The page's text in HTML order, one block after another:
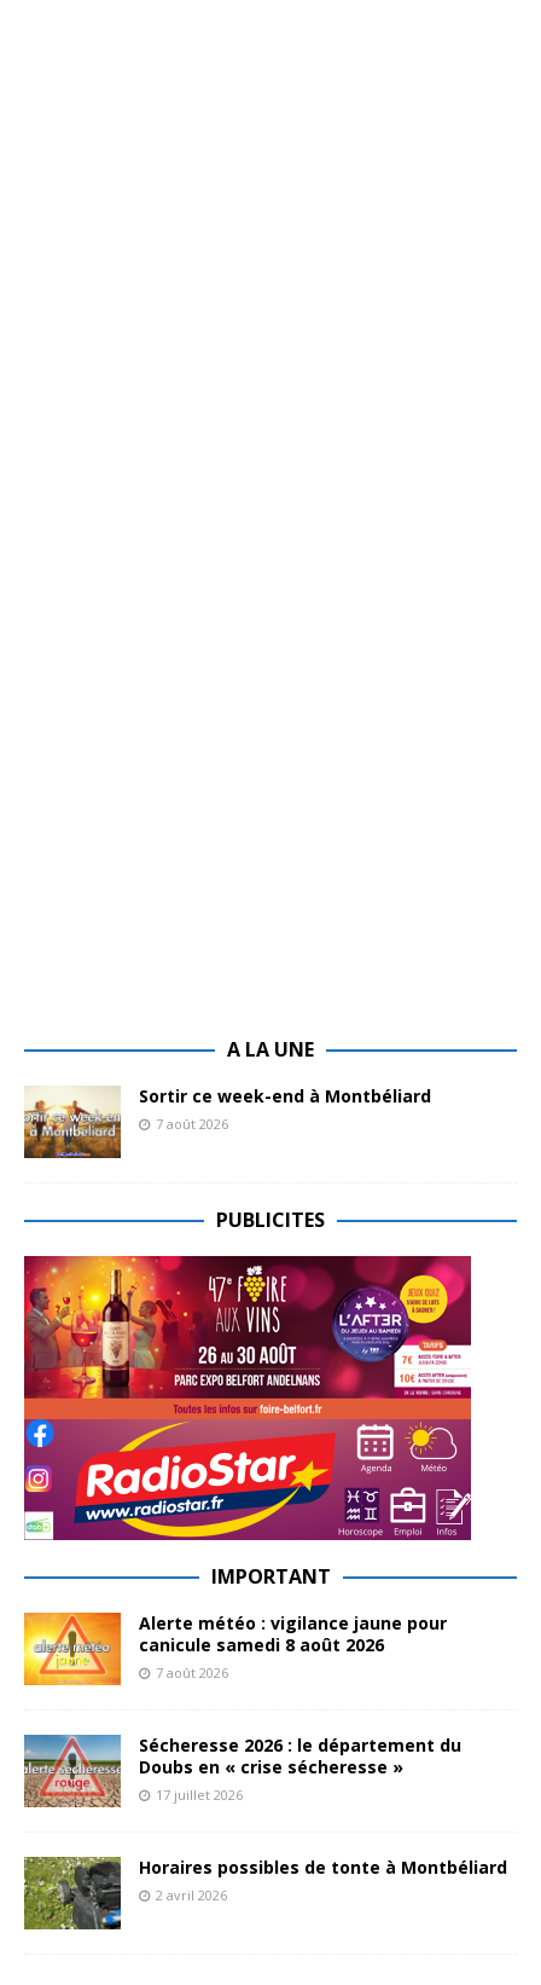
A LA UNE
Sortir ce week-end à Montbéliard
7 août 2026
PUBLICITES
IMPORTANT
Alerte météo : vigilance jaune pour
canicule samedi 8 août 2026
7 août 2026
Sécheresse 2026 : le département du
Doubs en « crise sécheresse »
17 juillet 2026
Horaires possibles de tonte à Montbéliard
2 avril 2026